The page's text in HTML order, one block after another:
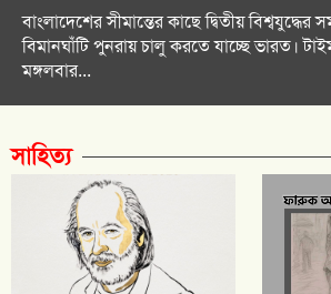
বাংলাদেশের সীমান্তের কাছে দ্বিতীয় বিশ্বযুদ্ধের
বিমানঘাঁটি পুনরায় চালু করতে যাচ্ছে ভারত।
মঙ্গলবার...
সাহিত্য